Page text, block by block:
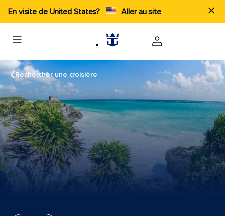
En visite de United States? Aller au site
Rechercher une croisière